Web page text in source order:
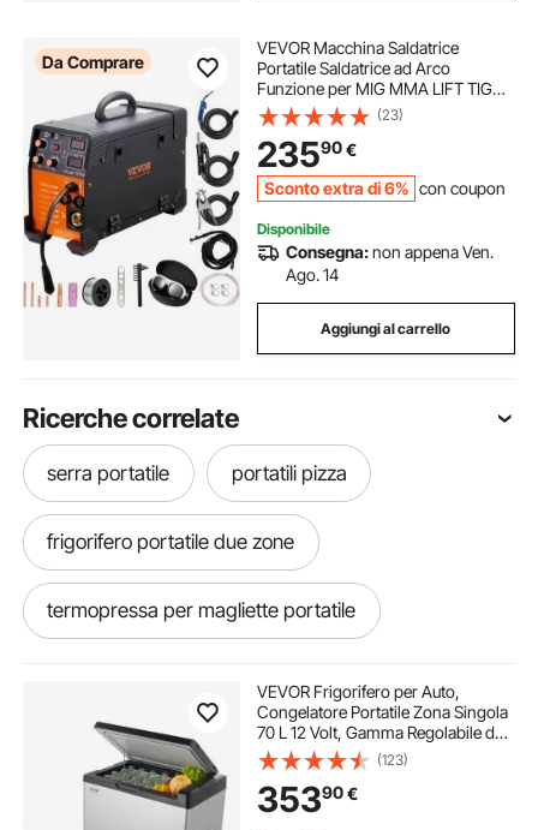
Da Comprare
VEVOR Macchina Saldatrice
Portatile Saldatrice ad Arco
Funzione per MIG MMA LIFT TIG
Corrente tra 50-250 A, Saldatrice
Portatile Spessore del Filo,
Saldatrice ad Arco Portatile 8,4kg
(23)
23590€
Sconto extra di 6% con coupon
Disponibile
Consegna:non appena Ven.
Ago. 14
Aggiungi al carrello
Ricerche correlate
serra portatile portatili pizza
frigorifero portatile due zone
termopressa per magliette portatile
vasino portatile per adulti frigo portatile 55
frigo e congelatore portatile 55 l
riscaldatore portatile
VEVOR Frigorifero per Auto,
Congelatore Portatile Zona Singola
70 L 12 Volt, Gamma Regolabile da
-20 ~ 20 ℃, Dispositivo di
Raffreddamento a Compressore
12/24 V CC e 100-240 V CA per
Campeggio Camper
(123)
35390€